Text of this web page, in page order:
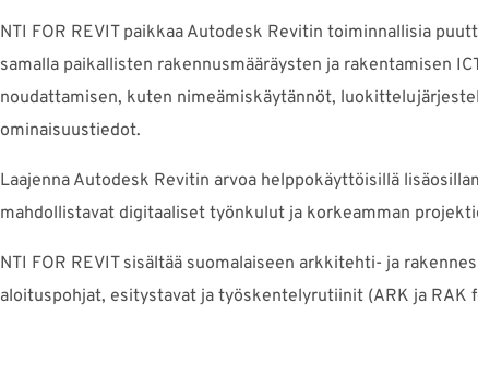
NTI FOR REVIT paikkaa Autodesk Revitin toiminnallisia
samalla paikallisten rakennusmääräysten ja rakentamisen
noudattamisen, kuten nimeämiskäytännöt,
ominaisuustiedot.
Laajenna Autodesk Revitin arvoa helppokäyttöisillä
mahdollistavat digitaaliset työnkulut ja korkeamman
NTI FOR REVIT sisältää suomalaiseen arkkitehti- ja
aloituspohjat, esitystavat ja työskentelyrutiinit (ARK ja RAK